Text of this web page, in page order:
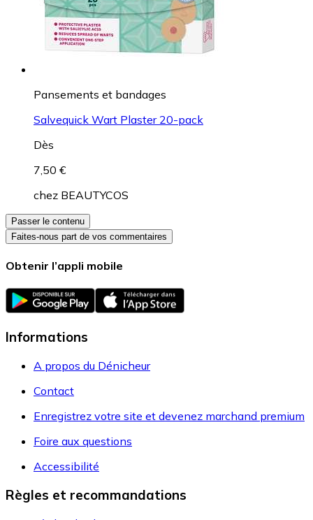
Pansements et bandages
Salvequick Wart Plaster 20-pack
Dès
7,50 €
chez BEAUTYCOS
Passer le contenu
Faites-nous part de vos commentaires
Obtenir l’appli mobile
Informations
A propos du Dénicheur
Contact
Enregistrez votre site et devenez marchand premium
Foire aux questions
Accessibilité
Règles et recommandations